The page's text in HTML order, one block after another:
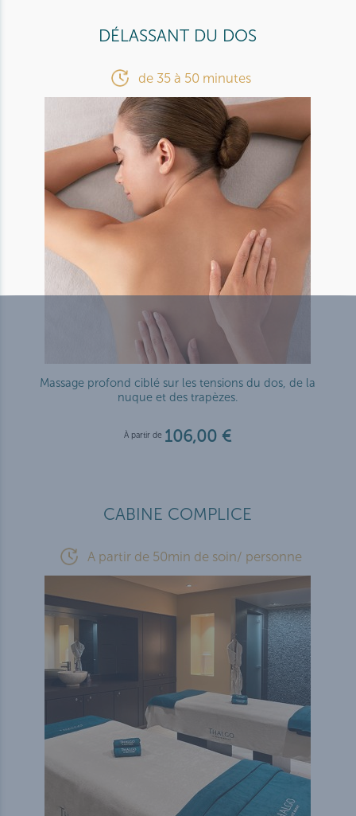
DÉLASSANT DU DOS
de 35 à 50 minutes
Massage profond ciblé sur les tensions du dos, de la
nuque et des trapèzes.
À partir de 106,00 €
CABINE COMPLICE
A partir de 50min de soin/ personne